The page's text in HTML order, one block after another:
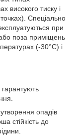
високого тиску і
Спеціально
при
поза приміщень
(-30°С) і
гарантують
опадів
стійкість до